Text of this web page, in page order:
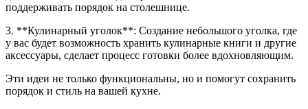
поддерживать порядок на столешнице.
3. **Кулинарный уголок**: Создание небольшого уголка, где
у вас будет возможность хранить кулинарные книги и другие
аксессуары, сделает процесс готовки более вдохновляющим.
Эти идеи не только функциональны, но и помогут сохранить
порядок и стиль на вашей кухне.